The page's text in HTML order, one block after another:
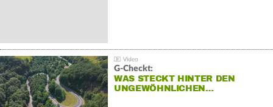
G-Checkt:
WAS STECKT HINTER DEN
UNGEWÖHNLICHEN…